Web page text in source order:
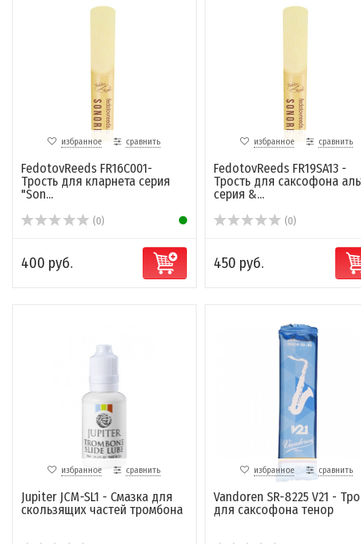
избранное сравнить
FedotovReeds FR16C001-
Трость для кларнета серия
"Son...
(0)
400 руб.
избранное сравнить
FedotovReeds FR19SA13 -
Трость для саксофона
серия &...
(0)
450 руб.
избранное сравнить
Jupiter JCM-SL1 - Смазка для
скользящих частей тромбона
избранное сравнить
Vandoren SR-8225 V21 -
для саксофона тенор